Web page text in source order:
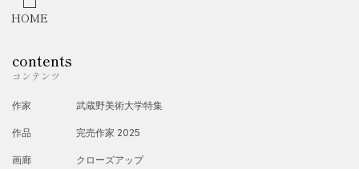
HOME
contents
コンテンツ
作家
作品
画廊
武蔵野美術大学特集
完売作家 2025
クローズアップ